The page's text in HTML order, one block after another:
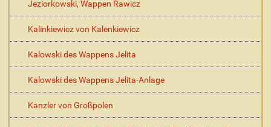
Jeziorkowski, Wappen Rawicz
Kalinkiewicz von Kalenkiewicz
Kalowski des Wappens Jelita
Kalowski des Wappens Jelita-Anlage
Kanzler von Großpolen